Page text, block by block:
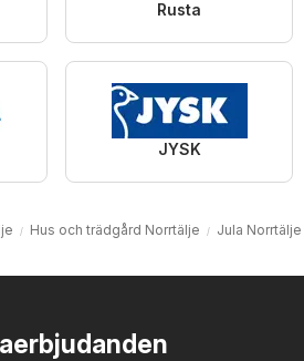
Rusta
JYSK
Hus och trädgård Norrtälje Jula Norrtälje